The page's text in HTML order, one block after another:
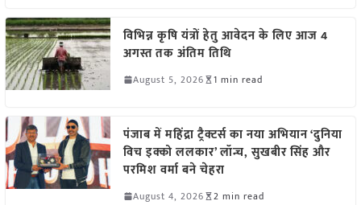
विभिन्न कृषि यंत्रों हेतु आवेदन के लिए आज 4
अगस्त तक अंतिम तिथि
August 5, 2026 1 min read
पंजाब में महिंद्रा ट्रैक्टर्स का नया अभियान ‘दुनिया
विच इक्को ललकार’ लॉन्च, सुखबीर सिंह और
परमिश वर्मा बने चेहरा
August 4, 2026 2 min read